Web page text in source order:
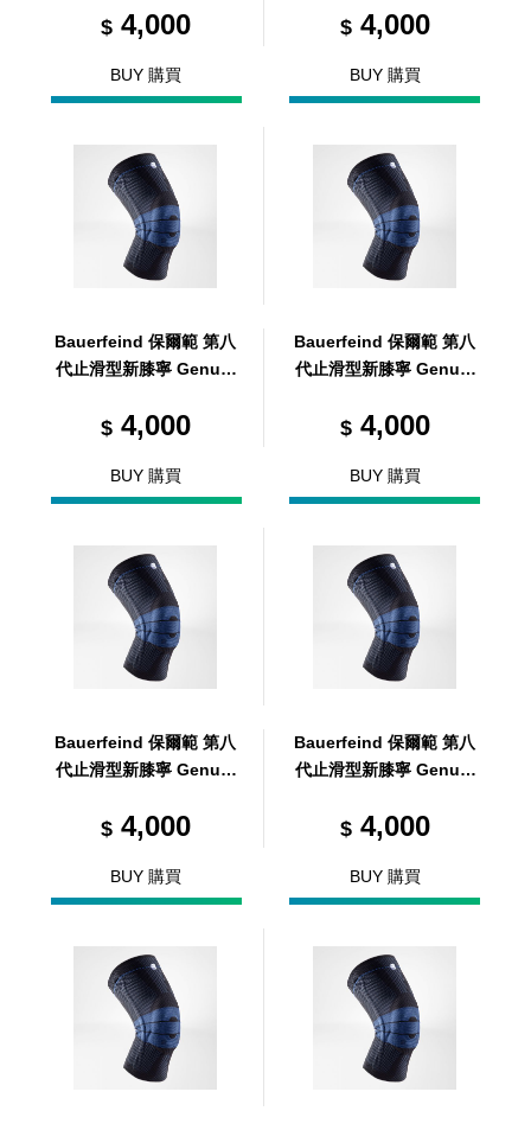
d 4
$4,000
BUY 購買
d 1
$4,000
BUY 購買
Bauerfeind 保爾範 第八
代止滑型新膝寧 GenuTr
d 黑 0
$4,000
BUY 購買
Bauerfeind 保爾範 第八
代止滑型新膝寧 GenuTr
d 黑 7
$4,000
BUY 購買
Bauerfeind 保爾範 第八
代止滑型新膝寧 GenuTr
d 黑 3
$4,000
BUY 購買
Bauerfeind 保爾範 第八
代止滑型新膝寧 GenuTr
d 黑 6
$4,000
BUY 購買